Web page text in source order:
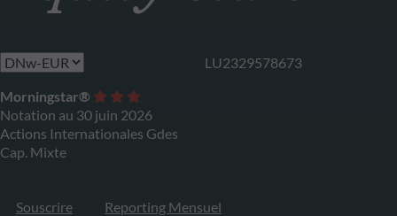
LU2329578673
Morningstar®
Notation au 30 juin 2026
Actions Internationales Gdes
Cap. Mixte
Souscrire Reporting Mensuel